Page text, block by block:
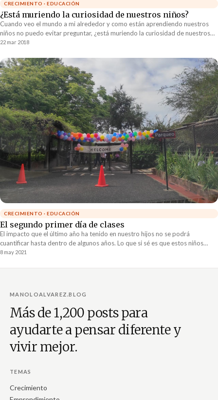
CRECIMIENTO · EDUCACIÓN
¿Está muriendo la curiosidad de nuestros niños?
Cuando veo el mundo a mi alrededor y como están aprendiendo nuestros
niños no puedo evitar preguntar, ¿está muriendo la curiosidad de nuestros
niños?
22 mar 2018
CRECIMIENTO · EDUCACIÓN
El segundo primer día de clases
El impacto que el último año ha tenido en nuestro hijos no se podrá
cuantificar hasta dentro de algunos años. Lo que si sé es que estos niños
valorarán infinitamente a sus amigos, profesores y oportunidades
8 may 2021
MANOLOALVAREZ.BLOG
Más de 1,200 posts para
ayudarte a pensar diferente y
vivir mejor.
TEMAS
Crecimiento